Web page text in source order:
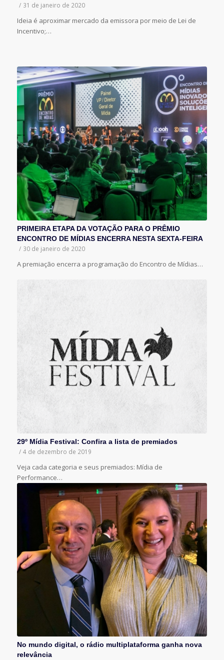
/ 31 de janeiro de 2020
Ideia é aproximar mercado da emissora por meio de Lei de
Incentivo;…
PRIMEIRA ETAPA DA VOTAÇÃO PARA O PRÊMIO
ENCONTRO DE MÍDIAS ENCERRA NESTA SEXTA-FEIRA
/ 30 de janeiro de 2020
A premiação encerra a programação do Encontro de Mídias…
29º Mídia Festival: Confira a lista de premiados
/ 4 de dezembro de 2019
Veja cada categoria e seus premiados: Mídia de
Performance…
No mundo digital, o rádio multiplataforma ganha nova
relevância